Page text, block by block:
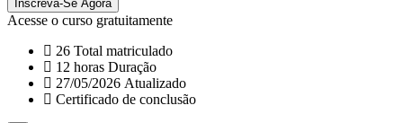
Inscreva-Se Agora
Acesse o curso gratuitamente
26 Total matriculado
12 horas Duração
27/05/2026 Atualizado
Certificado de conclusão